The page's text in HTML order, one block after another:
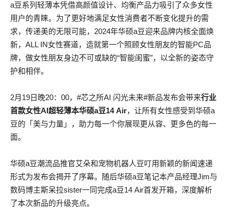
a豆系列轻薄本凭借高颜值设计、均衡产品力吸引了众多女性
用户的青睐。为了更好地满足女性消费者不断变化提升的需
求，传递美的无限可能，2024年华硕a豆迎来品牌内核全面焕
新，ALL IN女性赛道，造就第一个照顾女性朋友的智能PC品
牌，做女性朋友身边不可或缺的“智能闺蜜”，以全新的姿态守
护和相伴。
2月19日晚20：00，#芯之所AI 闪光未来#新品发布会带来行业
首款女性AI超轻薄本华硕a豆14 Air，让所有女性感受到华硕a
豆的「美与力量」，助力每一个你展现更从容、更多色的每一
面。
华硕a豆潮流品推官艾朵和宠物机器人豆叮用新颖的新闻速递
形式为发布会揭开了序幕。随后华硕a豆笔记本产品经理Jim与
数码博主斯呆拉sister一同完成a豆14 Air首发开箱，深度解析
了本次新品的升级亮点。